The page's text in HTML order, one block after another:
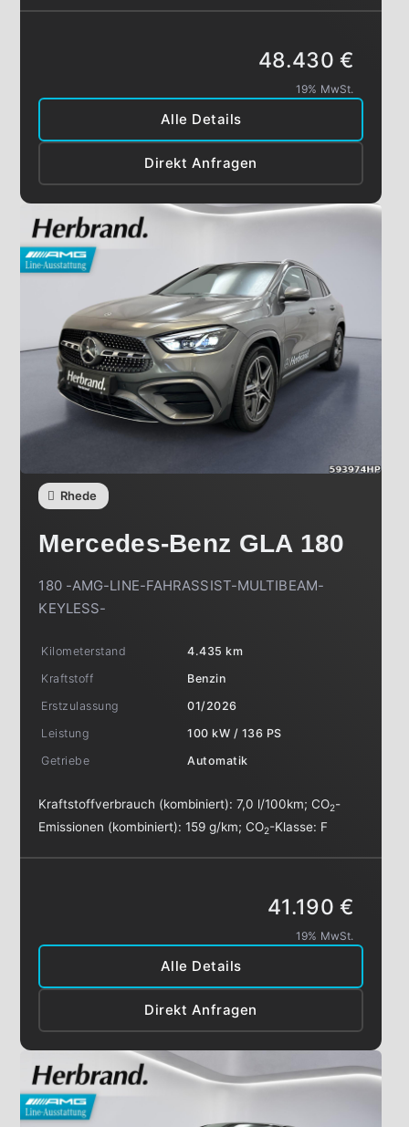
Alle Details
Direkt Anfragen
48.430 €
19% MwSt.
Rhede
Mercedes-Benz GLA 180
180 -AMG-LINE-FAHRASSIST-MULTIBEAM-
KEYLESS-
Kilometerstand
4.435 km
Kraftstoff
Benzin
Erstzulassung
01/2026
Leistung
100 kW / 136 PS
Getriebe
Automatik
Kraftstoffverbrauch (kombiniert):7,0 l/100km;CO2-
Emissionen (kombiniert):159 g/km;CO2-Klasse: F
Alle Details
Direkt Anfragen
41.190 €
19% MwSt.